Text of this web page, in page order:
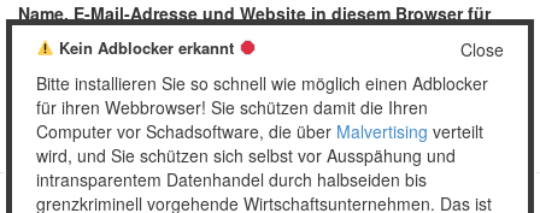
Name, E-Mail-Adresse und Website in diesem Browser für
meinen nächsten Kommentar speichern.
Close
Kein Adblocker erkannt
Bitte installieren Sie so schnell wie möglich einen Adblocker
für ihren Webbrowser! Sie schützen damit die Ihren
Computer vor Schadsoftware, die über Malvertising verteilt
wird, und Sie schützen sich selbst vor Ausspähung und
intransparentem Datenhandel durch halbseiden bis
grenzkriminell vorgehende Wirtschaftsunternehmen. Das ist